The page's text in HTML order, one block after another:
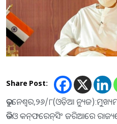
Share Post:
ଭୁବନେଶ୍ବର,୨୬/୮(ଓଡ଼ିଆ
ଭିଡିଓ କନ୍‌ଫରେନ୍‌ସିଂ ଜରିଆରେ